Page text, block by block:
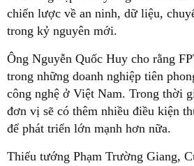
chiến lược về an ninh, dữ liệu,
trong kỷ nguyên mới.
Ông Nguyễn Quốc Huy cho rằng
trong những doanh nghiệp tiên
công nghệ ở Việt Nam. Trong thời
đơn vị sẽ có thêm nhiều điều kiện
để phát triển lớn mạnh hơn nữa.
Thiếu tướng Phạm Trường Giang,